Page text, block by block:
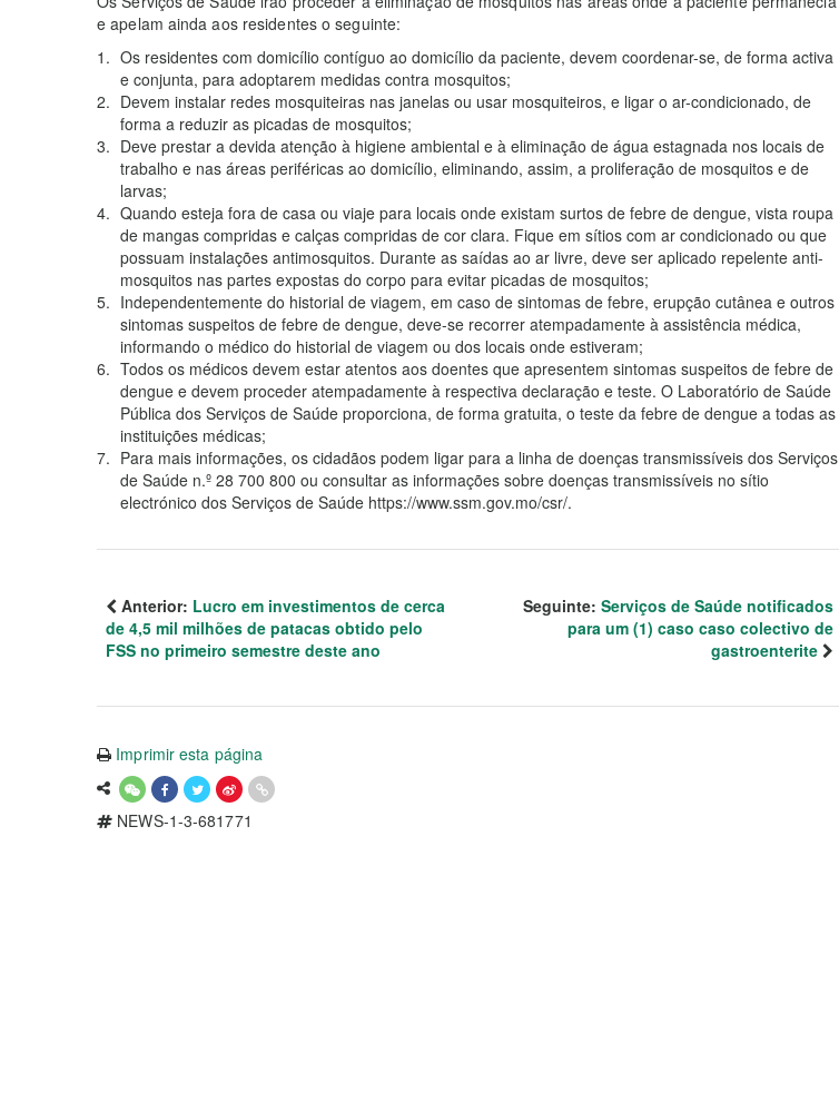
e apelam ainda aos residentes o seguinte:
Os residentes com domicílio contíguo ao domicílio da paciente, devem coordenar-se, de forma activa
e conjunta, para adoptarem medidas contra mosquitos;
Devem instalar redes mosquiteiras nas janelas ou usar mosquiteiros, e ligar o ar-condicionado, de
forma a reduzir as picadas de mosquitos;
Deve prestar a devida atenção à higiene ambiental e à eliminação de água estagnada nos locais de
trabalho e nas áreas periféricas ao domicílio, eliminando, assim, a proliferação de mosquitos e de
larvas;
Quando esteja fora de casa ou viaje para locais onde existam surtos de febre de dengue, vista roupa
de mangas compridas e calças compridas de cor clara. Fique em sítios com ar condicionado ou que
possuam instalações antimosquitos. Durante as saídas ao ar livre, deve ser aplicado repelente anti-
mosquitos nas partes expostas do corpo para evitar picadas de mosquitos;
Independentemente do historial de viagem, em caso de sintomas de febre, erupção cutânea e outros
sintomas suspeitos de febre de dengue, deve-se recorrer atempadamente à assistência médica,
informando o médico do historial de viagem ou dos locais onde estiveram;
Todos os médicos devem estar atentos aos doentes que apresentem sintomas suspeitos de febre de
dengue e devem proceder atempadamente à respectiva declaração e teste. O Laboratório de Saúde
Pública dos Serviços de Saúde proporciona, de forma gratuita, o teste da febre de dengue a todas as
instituições médicas;
Para mais informações, os cidadãos podem ligar para a linha de doenças transmissíveis dos Serviços
de Saúde n.º 28 700 800 ou consultar as informações sobre doenças transmissíveis no sítio
electrónico dos Serviços de Saúde https://www.ssm.gov.mo/csr/.
Anterior: Lucro em investimentos de cerca
de 4,5 mil milhões de patacas obtido pelo
FSS no primeiro semestre deste ano
Seguinte: Serviços de Saúde notificados
para um (1) caso caso colectivo de
gastroenterite
Imprimir esta página
NEWS-1-3-681771